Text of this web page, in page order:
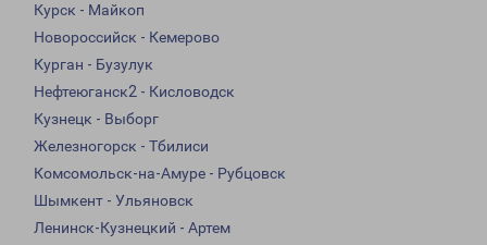
Курск - Майкоп
Новороссийск - Кемерово
Курган - Бузулук
Нефтеюганск2 - Кисловодск
Кузнецк - Выборг
Железногорск - Тбилиси
Комсомольск-на-Амуре - Рубцовск
Шымкент - Ульяновск
Ленинск-Кузнецкий - Артем